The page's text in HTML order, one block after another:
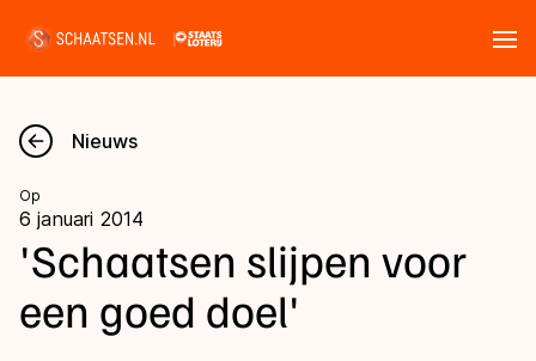
Nieuws
Kalender
Disciplines
Nieuws
Op
6 januari 2014
'Schaatsen slijpen voor
een goed doel'